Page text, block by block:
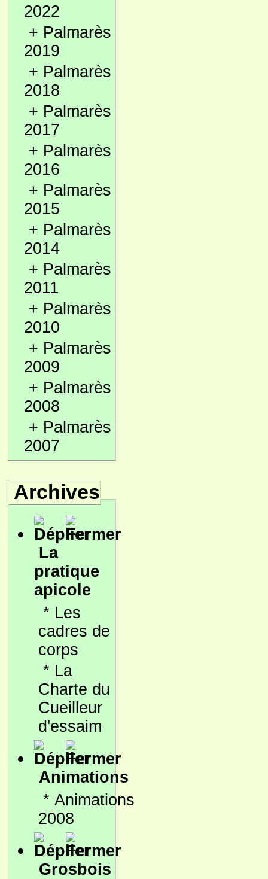
2022
+ Palmarès
2019
+ Palmarès
2018
+ Palmarès
2017
+ Palmarès
2016
+ Palmarès
2015
+ Palmarès
2014
+ Palmarès
2011
+ Palmarès
2010
+ Palmarès
2009
+ Palmarès
2008
+ Palmarès
2007
Archives
La
pratique
apicole
* Les
cadres de
corps
* La
Charte du
Cueilleur
d'essaim
Animations
* Animations
2008
Grosbois